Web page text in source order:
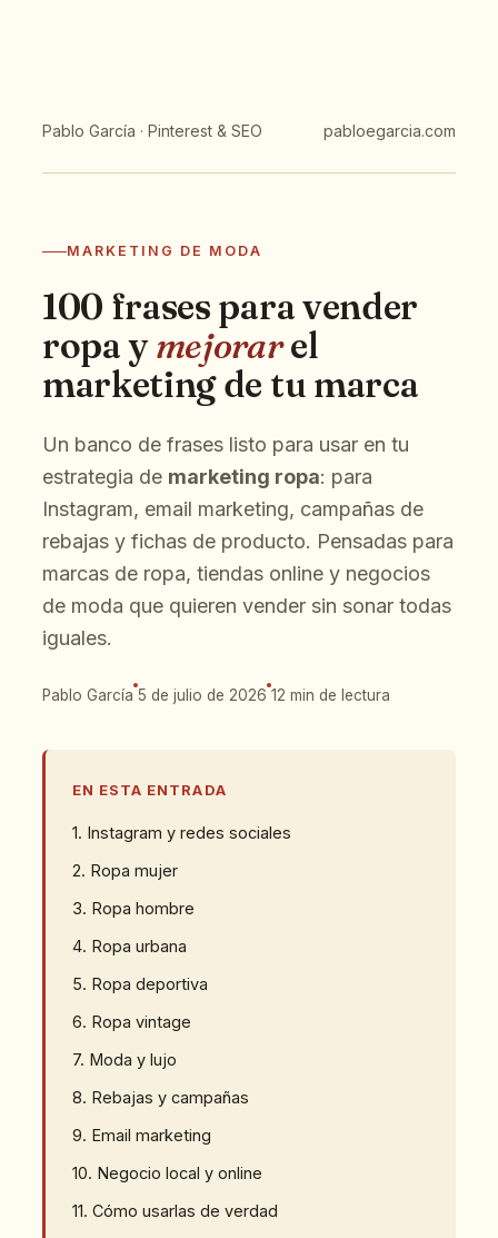
Pablo García · Pinterest & SEO pabloegarcia.com
MARKETING DE MODA
100 frases para vender
ropa ymejorarel
marketing de tu marca
Un banco de frases listo para usar en tu
estrategia de marketing ropa: para
Instagram, email marketing, campañas de
rebajas y fichas de producto. Pensadas para
marcas de ropa, tiendas online y negocios
de moda que quieren vender sin sonar todas
iguales.
Pablo García 5 de julio de 2026 12 min de lectura
EN ESTA ENTRADA
1. Instagram y redes sociales
2. Ropa mujer
3. Ropa hombre
4. Ropa urbana
5. Ropa deportiva
6. Ropa vintage
7. Moda y lujo
8. Rebajas y campañas
9. Email marketing
10. Negocio local y online
11. Cómo usarlas de verdad